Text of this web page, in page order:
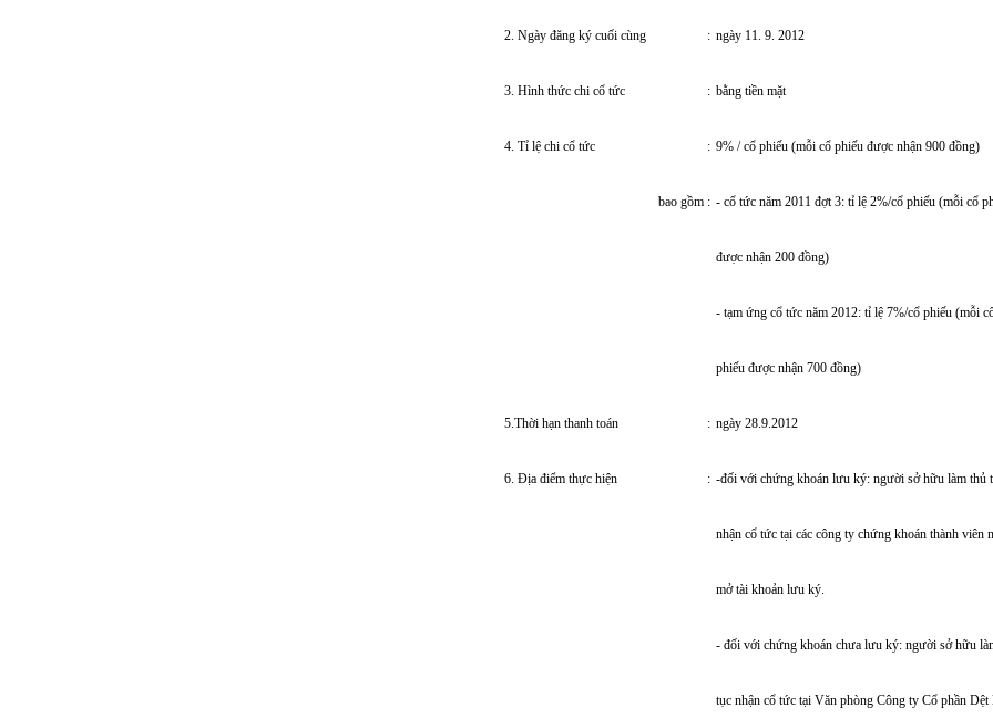
2. Ngày đăng ký cuối cùng : ngày 11. 9. 2012
3. Hình thức chi cổ tức : bằng tiền mặt
4. Tỉ lệ chi cổ tức : 9% / cổ phiếu (mỗi cổ phiếu được nhận 900 đồng)
bao gồm : - cổ tức năm 2011 đợt 3: tỉ lệ 2%/cổ phiếu (mỗi cổ
được nhận 200 đồng)
- tạm ứng cổ tức năm 2012: tỉ lệ 7%/cổ phiếu (mỗi
phiếu được nhận 700 đồng)
5.Thời hạn thanh toán : ngày 28.9.2012
6. Địa điểm thực hiện : -đối với chứng khoán lưu ký: người sở hữu làm thủ
nhận cổ tức tại các công ty chứng khoán thành viên
mở tài khoản lưu ký.
- đối với chứng khoán chưa lưu ký: người sở hữu
tục nhận cổ tức tại Văn phòng Công ty Cổ phần